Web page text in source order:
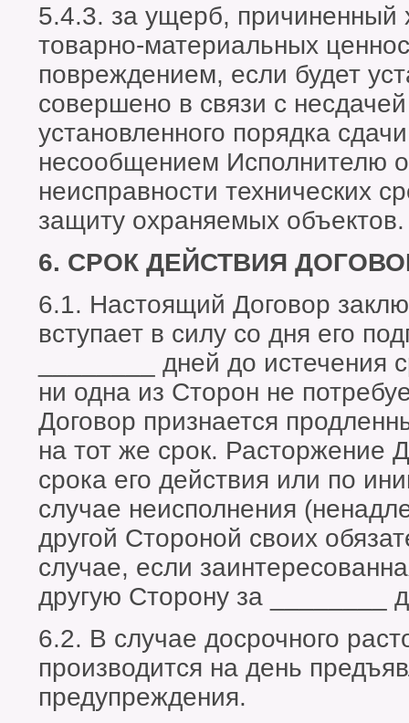
5.4.3. за ущерб,
товарно-материальных
повреждением, если будет
совершено в связи с
установленного порядка
несообщением Исполнителю
неисправности технических
защиту охраняемых объектов.
6. СРОК ДЕЙСТВИЯ
6.1. Настоящий Договор
вступает в силу со дня его
________ дней до истечения
ни одна из Сторон не
Договор признается
на тот же срок. Расторжение
срока его действия или по
случае неисполнения
другой Стороной своих
случае, если
другую Сторону за ________
6.2. В случае досрочного
производится на день
предупреждения.